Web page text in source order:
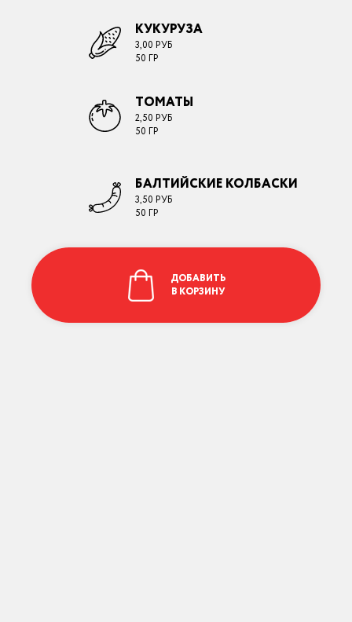
КУКУРУЗА
3,00 РУБ
50 ГР
ТОМАТЫ
2,50 РУБ
50 ГР
БАЛТИЙСКИЕ КОЛБАСКИ
3,50 РУБ
50 ГР
ДОБАВИТЬ
В КОРЗИНУ